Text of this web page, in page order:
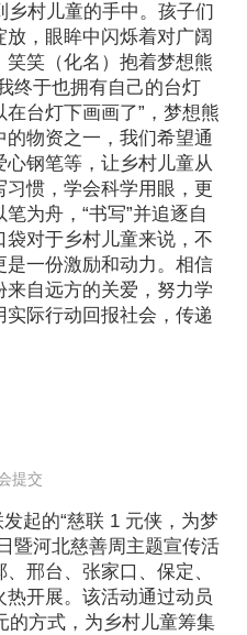
儿童
依据：
保户家庭、留守儿童
乡村；
、意外事故等面临困
，通过当地民政注册
袋，即为乡村儿童量
包含了书写类、绘画
；梦想课堂，即通过开
术课堂，为孩子们开启
；梦想运动会，即通过
趣味游戏挑战的方式，
乡村儿童的手中。孩子们
，眼眸中闪烁着对广阔
笑笑（化名）抱着梦想熊
终于也拥有自己的台灯
台灯下画画了”，梦想熊
的物资之一，我们希望通
心钢笔等，让乡村儿童从
惯，学会科学用眼，更
为舟，“书写”并追逐自
袋对于乡村儿童来说，不
是一份激励和动力。相信
来自远方的关爱，努力学
实际行动回报社会，传递
提交
起的“慈联 1 元侠，为梦
暨河北慈善周主题宣传活
邢台、张家口、保定、
热开展。该活动通过动员
的方式，为乡村儿童筹集